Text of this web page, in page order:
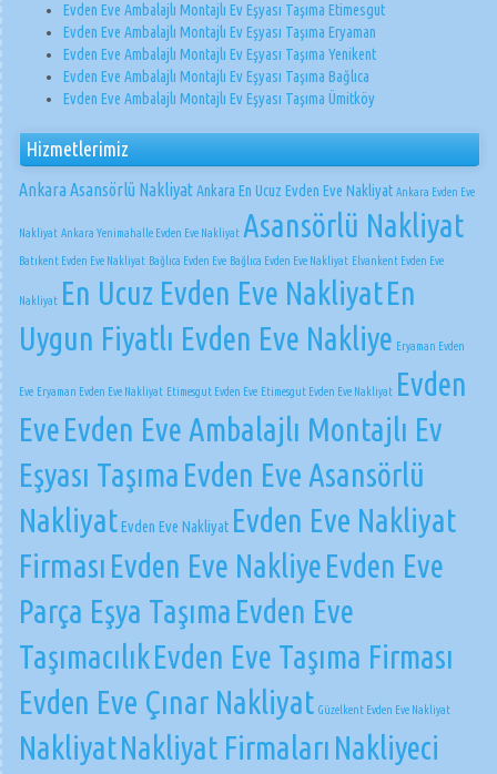
Evden Eve Ambalajlı Montajlı Ev Eşyası Taşıma Etimesgut
Evden Eve Ambalajlı Montajlı Ev Eşyası Taşıma Eryaman
Evden Eve Ambalajlı Montajlı Ev Eşyası Taşıma Yenikent
Evden Eve Ambalajlı Montajlı Ev Eşyası Taşıma Bağlıca
Evden Eve Ambalajlı Montajlı Ev Eşyası Taşıma Ümitköy
Hizmetlerimiz
Ankara Asansörlü NakliyatAnkara En Ucuz Evden Eve Nakliyat Ankara Evden Eve
Nakliyat Ankara Yenimahalle Evden Eve Nakliyat Asansörlü Nakliyat
Batıkent Evden Eve Nakliyat Bağlıca Evden Eve Bağlıca Evden Eve Nakliyat Elvankent Evden Eve
Nakliyat En Ucuz Evden Eve NakliyatEn
Uygun Fiyatlı Evden Eve Nakliye Eryaman Evden
Eve Eryaman Evden Eve Nakliyat Etimesgut Evden Eve Etimesgut Evden Eve Nakliyat Evden
EveEvden Eve Ambalajlı Montajlı Ev
Eşyası Taşıma Evden Eve Asansörlü
NakliyatEvden Eve Nakliyat Evden Eve Nakliyat
Firması Evden Eve NakliyeEvden Eve
Parça Eşya Taşıma Evden Eve
TaşımacılıkEvden Eve Taşıma Firması
Evden Eve Çınar Nakliyat Güzelkent Evden Eve Nakliyat
NakliyatNakliyat Firmaları Nakliyeci